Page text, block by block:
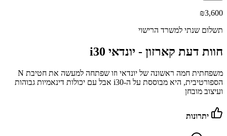
₪3,600
תשלום שנתי למשרד הרישוי
חוות דעת קארזון - יונדאי i30
משפחתית חמה ראשונה של יונדאי וזו שפתחה למעשה את חטיבת N
הספורטיבית, היא מבוססת על ה-i30 אבל עם יכולות דינאמיות גבוהות
ועיצוב מובחן
יתרונות